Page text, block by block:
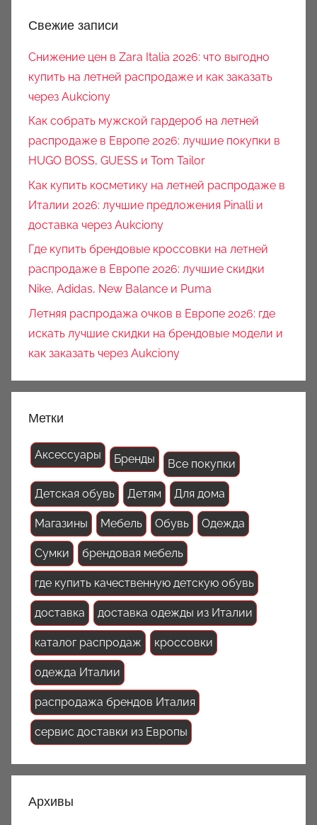
Свежие записи
Снижение цен в Zara Italia 2026: что выгодно
купить на летней распродаже и как заказать
через Aukciony
Как собрать мужской гардероб на летней
распродаже в Европе 2026: лучшие покупки в
HUGO BOSS, GUESS и Tom Tailor
Как купить косметику на летней распродаже в
Италии 2026: лучшие предложения Pinalli и
доставка через Aukciony
Где купить брендовые кроссовки на летней
распродаже в Европе 2026: лучшие скидки
Nike, Adidas, New Balance и Puma
Летняя распродажа очков в Европе 2026: где
искать лучшие скидки на брендовые модели и
как заказать через Aukciony
Метки
Аксессуары Бренды Все покупки
Детская обувь Детям Для дома
Магазины Мебель Обувь Одежда
Сумки брендовая мебель
где купить качественную детскую обувь
доставка доставка одежды из Италии
каталог распродаж кроссовки
одежда Италии
распродажа брендов Италия
сервис доставки из Европы
Архивы